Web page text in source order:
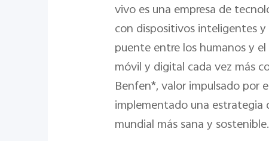
vivo es una empresa de
con dispositivos inteligentes
puente entre los humanos y
móvil y digital cada vez más
Benfen*, valor impulsado por
implementado una estrategia
mundial más sana y sostenible.